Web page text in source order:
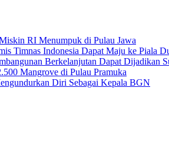
RI Menumpuk di Pulau Jawa
Timnas Indonesia Dapat Maju ke Piala
Berkelanjutan Dapat Dijadikan
Mangrove di Pulau Pramuka
Diri Sebagai Kepala BGN